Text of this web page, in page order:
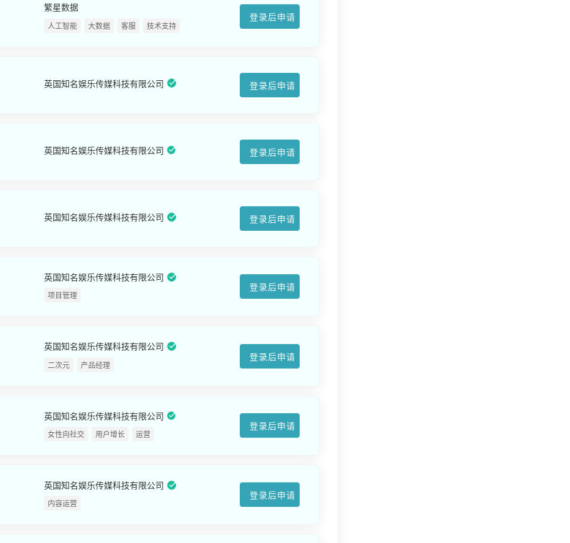
繁星数据
人工智能 大数据 客服 技术支持
登录后申请
英国知名娱乐传媒科技有限公司 登录后申请
英国知名娱乐传媒科技有限公司 登录后申请
英国知名娱乐传媒科技有限公司 登录后申请
英国知名娱乐传媒科技有限公司
项目管理
登录后申请
英国知名娱乐传媒科技有限公司
二次元 产品经理
登录后申请
英国知名娱乐传媒科技有限公司
女性向社交 用户增长 运营
登录后申请
英国知名娱乐传媒科技有限公司
内容运营
登录后申请